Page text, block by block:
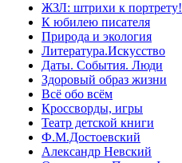
ЖЗЛ: штрихи к портрету!
К юбилею писателя
Природа и экология
Литература.Искусство
Даты. События. Люди
Здоровый образ жизни
Всё обо всём
Кроссворды, игры
Театр детской книги
Ф.М.Достоевский
Александр Невский